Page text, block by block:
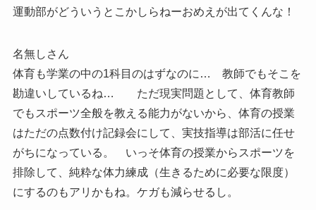
運動部がどういうとこかしらねーおめえが出てくんな！
名無しさん
体育も学業の中の1科目のはずなのに… 教師でもそこを
勘違いしているね… ただ現実問題として、体育教師
でもスポーツ全般を教える能力がないから、体育の授業
はただの点数付け記録会にして、実技指導は部活に任せ
がちになっている。 いっそ体育の授業からスポーツを
排除して、純粋な体力練成（生きるために必要な限度）
にするのもアリかもね。ケガも減らせるし。